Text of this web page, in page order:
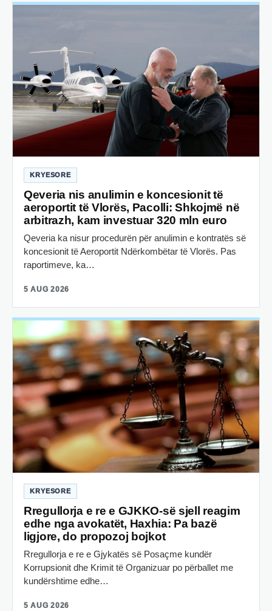
KRYESORE
Qeveria nis anulimin e koncesionit të
aeroportit të Vlorës, Pacolli: Shkojmë në
arbitrazh, kam investuar 320 mln euro
Qeveria ka nisur procedurën për anulimin e kontratës së
koncesionit të Aeroportit Ndërkombëtar të Vlorës. Pas
raportimeve, ka…
5 AUG 2026
KRYESORE
Rregullorja e re e GJKKO-së sjell reagim
edhe nga avokatët, Haxhia: Pa bazë
ligjore, do propozoj bojkot
Rregullorja e re e Gjykatës së Posaçme kundër
Korrupsionit dhe Krimit të Organizuar po përballet me
kundërshtime edhe…
5 AUG 2026